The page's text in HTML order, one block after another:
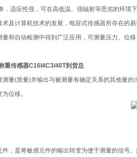
．适应性强，可在高低温、强辐射等恶劣的环境下
术及计算机技术的发展，电容式传感器所存在的
量和自动检测中得到广泛应用，可测量压力、位
重传感器C16I4C3/40T到货总
测量(质量)并输出与被测量有确定关系的其他量
位移。
件，是将敏感元件的输出转变为便于测量的信号